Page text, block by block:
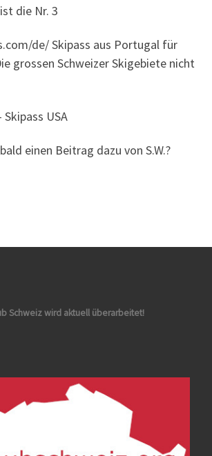
die Nr. 3
de/ Skipass aus Portugal für
grossen Schweizer Skigebiete nicht
Skipass USA
einen Beitrag dazu von S.W.?
Schweiz wird aktuell überarbeitet!